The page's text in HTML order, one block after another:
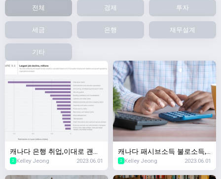
전체 경제 투자
세금 은행 재무설계
기타
캐나다 은행 취업,이대로 괜찮
나? 5년이내 사라질 직업 Top
10,2023년 세계경제포럼
2 Kelley Jeong 2023.06.01
캐나다 패시브소득 불로소득,
캐나다 부동산투자 & 캐나다
증권투자 차이
2 Kelley Jeong 2023.06.01